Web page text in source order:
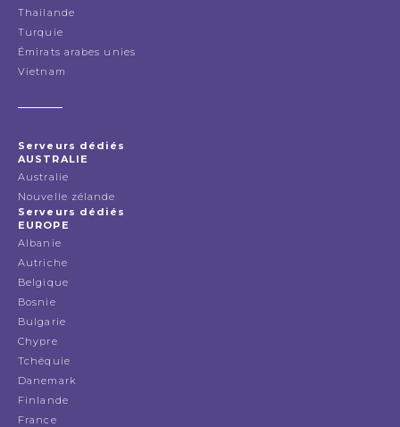
Thailande
Turquie
Émirats arabes unies
Vietnam
Serveurs dédiés
AUSTRALIE
Australie
Nouvelle zélande
Serveurs dédiés
EUROPE
Albanie
Autriche
Belgique
Bosnie
Bulgarie
Chypre
Tchéquie
Danemark
Finlande
France